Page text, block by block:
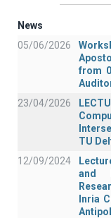
News
05/06/2026
from
23/04/2026
TU
12/09/2024
and
Inria